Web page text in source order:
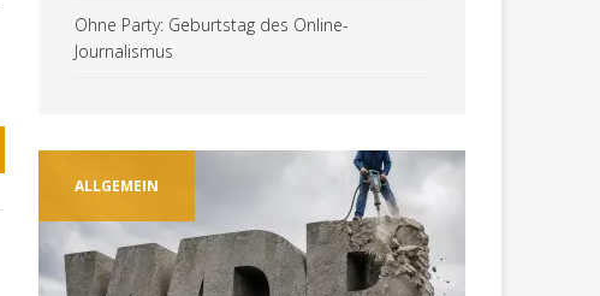
Ohne Party: Geburtstag des Online-
Journalismus
ALLGEMEIN